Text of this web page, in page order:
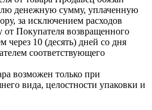
денежную сумму, уплаченную
за исключением расходов
от Покупателя возвращенного
через 10 (десять) дней со дня
соответствующего
возможен только при
вида, целостности упаковки и